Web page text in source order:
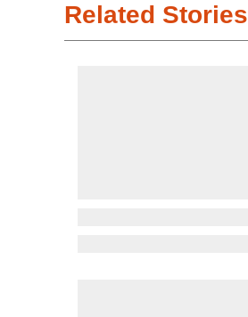
Related Stories